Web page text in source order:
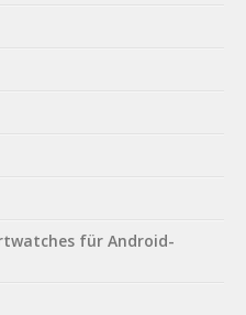
für Android-